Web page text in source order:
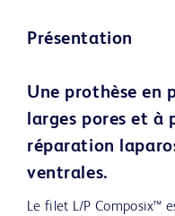
Présentation
Une prothèse en
larges pores et à
réparation
ventrales.
Le filet L/P Composix™